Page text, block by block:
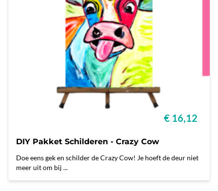
€ 16,12
DIY Pakket Schilderen - Crazy Cow
Doe eens gek en schilder de Crazy Cow! Je hoeft de deur niet
meer uit om bij ...